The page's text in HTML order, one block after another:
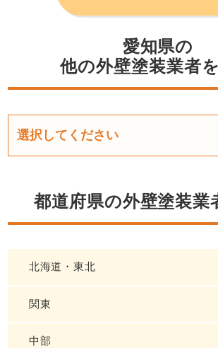
愛知県の
他の外壁塗装業者
都道府県の外壁塗装業
北海道・東北
関東
中部